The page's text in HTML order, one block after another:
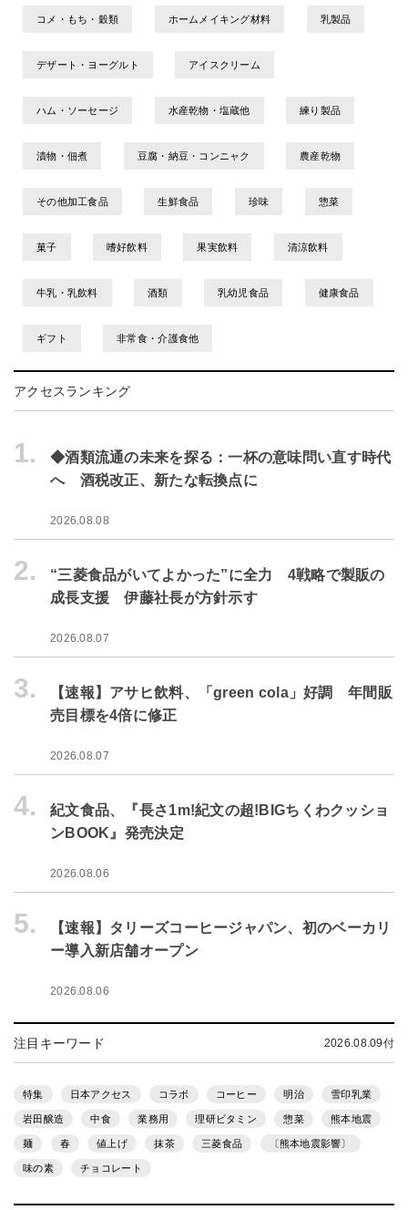
コメ・もち・穀類 ホームメイキング材料 乳製品
デザート・ヨーグルト アイスクリーム
ハム・ソーセージ 水産乾物・塩蔵他 練り製品
漬物・佃煮 豆腐・納豆・コンニャク 農産乾物
その他加工食品 生鮮食品 珍味 惣菜
菓子 嗜好飲料 果実飲料 清涼飲料
牛乳・乳飲料 酒類 乳幼児食品 健康食品
ギフト 非常食・介護食他
アクセスランキング
1.
◆酒類流通の未来を探る：一杯の意味問い直す時代
へ 酒税改正、新たな転換点に
2026.08.08
2.
“三菱食品がいてよかった”に全力 4戦略で製販の
成長支援 伊藤社長が方針示す
2026.08.07
3.
【速報】アサヒ飲料、「green cola」好調 年間販
売目標を4倍に修正
2026.08.07
4.
紀文食品、『長さ1m!紀文の超!BIGちくわクッショ
ンBOOK』発売決定
2026.08.06
5.
【速報】タリーズコーヒージャパン、初のベーカリ
ー導入新店舗オープン
2026.08.06
注目キーワード 2026.08.09付
特集 日本アクセス コラボ コーヒー 明治 雪印乳業
岩田醸造 中食 業務用 理研ビタミン 惣菜 熊本地震
麺 春 値上げ 抹茶 三菱食品 〔熊本地震影響〕
味の素 チョコレート